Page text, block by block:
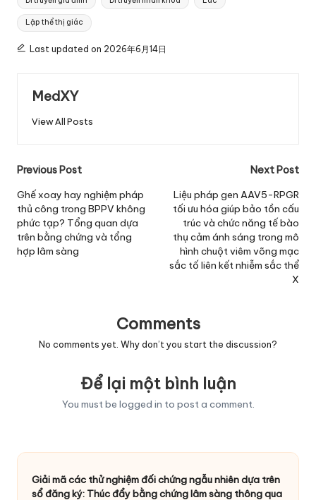
Lập thể thị giác
Last updated on 2026年6月14日
MedXY
View All Posts
Post
navigation
Previous Post
Ghế xoay hay nghiệm pháp
thủ công trong BPPV không
phức tạp? Tổng quan dựa
trên bằng chứng và tổng
hợp lâm sàng
Next Post
Liệu pháp gen AAV5-RPGR
tối ưu hóa giúp bảo tồn cấu
trúc và chức năng tế bào
thụ cảm ánh sáng trong mô
hình chuột viêm võng mạc
sắc tố liên kết nhiễm sắc thể
X
Comments
No comments yet. Why don’t you start the discussion?
Để lại một bình luận
You must be logged in to post a comment.
Giải mã các thử nghiệm đối chứng ngẫu nhiên dựa trên
sổ đăng ký: Thúc đẩy bằng chứng lâm sàng thông qua